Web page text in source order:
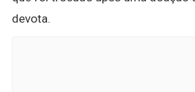
devota.